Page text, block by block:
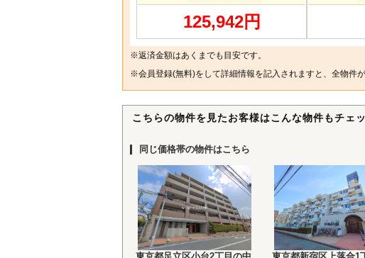
125,942円
※返済金額はあくまでも目安です。
※会員登録(無料)をして詳細情報を記入されますと、全物件
こちらの物件を見たお客様はこんな物件もチェ
同じ価格帯の物件はこちら